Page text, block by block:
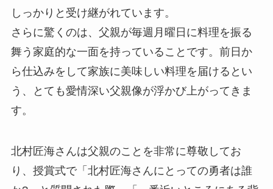
しっかりと受け継がれています。
さらに驚くのは、父親が毎週月曜日に料理を振る
舞う家庭的な一面を持っていることです。前日か
ら仕込みをして家族に美味しい料理を届けるとい
う、とても愛情深い父親像が浮かび上がってきま
す。
北村匠海さんは父親のことを非常に尊敬してお
り、授賞式で「北村匠海さんにとっての勇者は誰